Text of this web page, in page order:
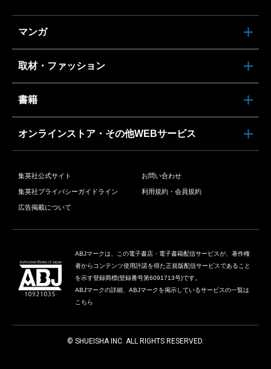
マンガ
取材・ファッション
書籍
オンラインストア・その他WEBサービス
集英社公式サイト お問い合わせ
集英社プライバシーガイドライン 利用規約・会員規約
広告掲載について
ABJマークは、この電子書店・電子書籍配信サービスが、著作権
者からコンテンツ使用許諾を得た正規版配信サービスであること
を示す登録商標(登録番号第6091713号)です。
ABJマークの詳細、ABJマークを掲示しているサービスの一覧は
こちら
© SHUEISHA INC. ALL RIGHTS RESERVED.